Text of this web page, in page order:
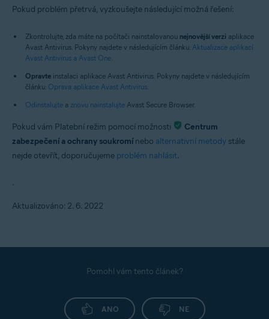
Pokud problém přetrvá, vyzkoušejte následující možná řešení:
Zkontrolujte, zda máte na počítači nainstalovanou nejnovější verzi aplikace
Avast Antivirus. Pokyny najdete v následujícím článku: Aktualizace aplikací
Avast Antivirus a Avast One.
Opravte instalaci aplikace Avast Antivirus. Pokyny najdete v následujícím
článku: Oprava aplikace Avast Antivirus.
Odinstalujte a znovu nainstalujte Avast Secure Browser.
Pokud vám Platební režim pomocí možnosti
Centrum
zabezpečení a ochrany soukromínebo alternativní metody stále
nejde otevřít, doporučujeme problém nahlásit.
.
Aktualizováno: 2. 6. 2022
Pomohl vám tento článek?
ANO NE